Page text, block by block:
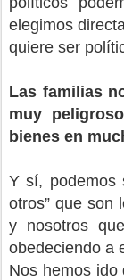
elegimos
quiere ser
Las familias
muy
bienes en
Y sí, podemos
otros” que son
y nosotros
obedeciendo a
Nos hemos